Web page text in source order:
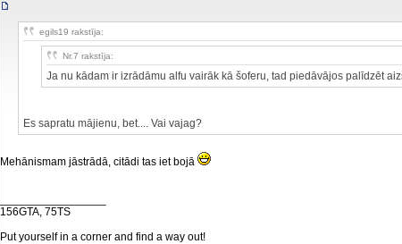
egils19 rakstīja:
Nr.7 rakstīja:
Ja nu kādam ir izrādāmu alfu vairāk kā šoferu, tad piedāvājos palīdzēt
Es sapratu mājienu, bet.... Vai vajag?
Mehānismam jāstrādā, citādi tas iet bojā
156GTA, 75TS
Put yourself in a corner and find a way out!